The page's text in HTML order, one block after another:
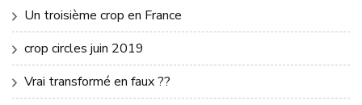
Un troisième crop en France
crop circles juin 2019
Vrai transformé en faux ??